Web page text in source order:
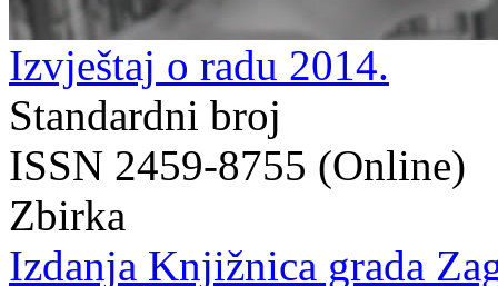
Izvještaj o radu 2014.
Standardni broj
ISSN 2459-8755 (Online)
Zbirka
Izdanja Knjižnica grada